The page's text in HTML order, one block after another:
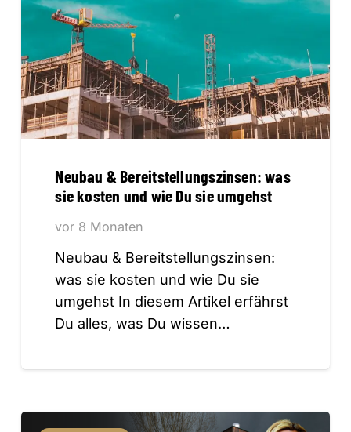
Neubau & Bereitstellungszinsen: was
sie kosten und wie Du sie umgehst
vor 8 Monaten
Neubau & Bereitstellungszinsen:
was sie kosten und wie Du sie
umgehst In diesem Artikel erfährst
Du alles, was Du wissen…